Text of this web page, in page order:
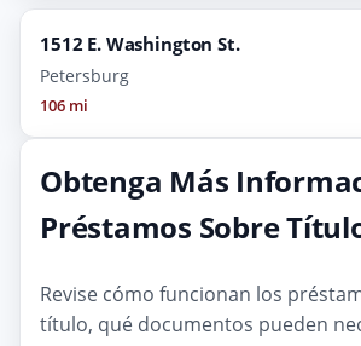
1512 E. Washington St.
Petersburg
106 mi
Obtenga Más
Préstamos Sobre
Revise cómo funcionan los
título, qué documentos pueden